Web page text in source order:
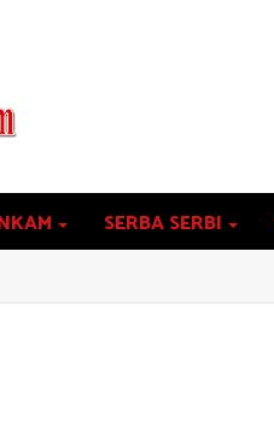
SERBA SERBI